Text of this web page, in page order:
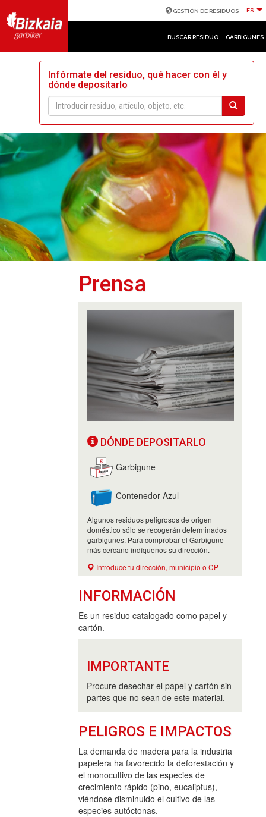
GESTIÓN DE RESIDUOS ES
BUSCAR RESIDUO GARBIGUNES
Infórmate del residuo, qué hacer con él y
dónde depositarlo
Prensa
DÓNDE DEPOSITARLO
Garbigune
Contenedor Azul
Algunos residuos peligrosos de origen
doméstico sólo se recogerán determinados
garbigunes. Para comprobar el Garbigune
más cercano indíquenos su dirección.
Introduce tu dirección, municipio o CP
INFORMACIÓN
Es un residuo catalogado como papel y
cartón.
IMPORTANTE
Procure desechar el papel y cartón sin
partes que no sean de este material.
PELIGROS E IMPACTOS
La demanda de madera para la industria
papelera ha favorecido la deforestación y
el monocultivo de las especies de
crecimiento rápido (pino, eucaliptus),
viéndose disminuido el cultivo de las
especies autóctonas.